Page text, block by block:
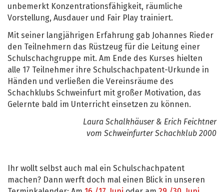
unbemerkt Konzentrationsfähigkeit, räumliche
Vorstellung, Ausdauer und Fair Play trainiert.
Mit seiner langjährigen Erfahrung gab Johannes Rieder
den Teilnehmern das Rüstzeug für die Leitung einer
Schulschachgruppe mit. Am Ende des Kurses hielten
alle 17 Teilnehmer ihre Schulschachpatent-Urkunde in
Händen und verließen die Vereinsräume des
Schachklubs Schweinfurt mit großer Motivation, das
Gelernte bald im Unterricht einsetzen zu können.
Laura Schalkhäuser & Erich Feichtner
vom Schweinfurter Schachklub 2000
Ihr wollt selbst auch mal ein Schulschachpatent
machen? Dann werft doch mal einen Blick in unseren